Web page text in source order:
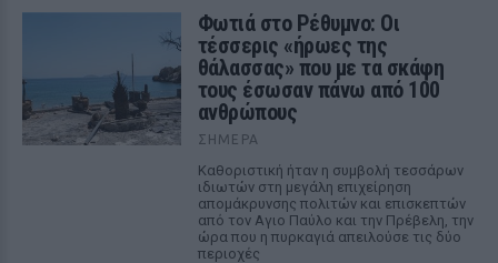
Φωτιά στο Ρέθυμνο: Οι
τέσσερις «ήρωες της
θάλασσας» που με τα σκάφη
τους έσωσαν πάνω από 100
ανθρώπους
ΣΉΜΕΡΑ
Καθοριστική ήταν η συμβολή τεσσάρων
ιδιωτών στη μεγάλη επιχείρηση
απομάκρυνσης πολιτών και επισκεπτών
από τον Αγιο Παύλο και την Πρέβελη, την
ώρα που η πυρκαγιά απειλούσε τις δύο
περιοχές